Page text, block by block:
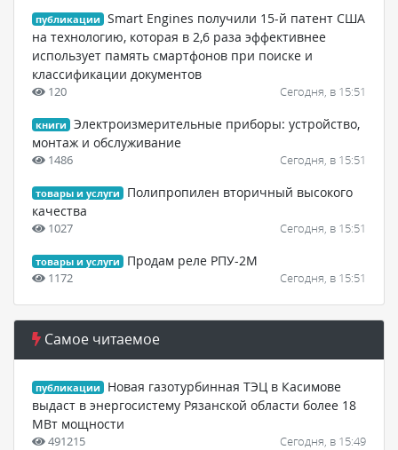
публикации
Smart Engines получили 15-й патент США
на технологию, которая в 2,6 раза эффективнее
использует память смартфонов при поиске и
классификации документов
120 Сегодня, в 15:51
книги
Электроизмерительные приборы: устройство,
монтаж и обслуживание
1486 Сегодня, в 15:51
товары и услуги
Полипропилен вторичный высокого
качества
1027 Сегодня, в 15:51
товары и услуги Продам реле РПУ-2М
1172 Сегодня, в 15:51
Самое читаемое
публикации
Новая газотурбинная ТЭЦ в Касимове
выдаст в энергосистему Рязанской области более 18
МВт мощности
491215 Сегодня, в 15:49